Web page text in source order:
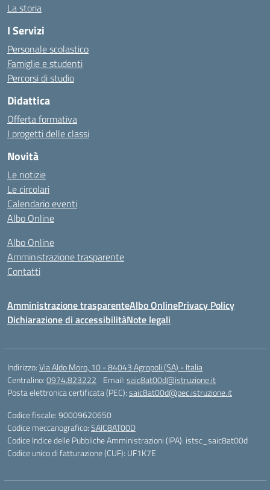
La storia
I Servizi
Personale scolastico
Famiglie e studenti
Percorsi di studio
Didattica
Offerta formativa
I progetti delle classi
Novità
Le notizie
Le circolari
Calendario eventi
Albo Online
Albo Online
Amministrazione trasparente
Contatti
Amministrazione trasparenteAlbo OnlinePrivacy Policy
Dichiarazione di accessibilitàNote legali
Indirizzo:Via Aldo Moro, 10 - 84043 Agropoli (SA) - Italia
Centralino:0974.823222 Email:saic8at00d@istruzione.it
Posta elettronica certificata (PEC):saic8at00d@pec.istruzione.it
Codice fiscale: 90009620650
Codice meccanografico:SAIC8AT00D
Codice Indice delle Pubbliche Amministrazioni (IPA): istsc_saic8at00d
Codice unico di fatturazione (CUF): UF1K7E